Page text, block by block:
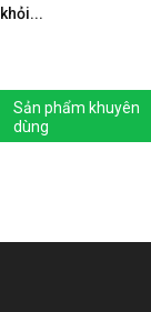
khỏi...
Sản phẩm khuyên
dùng